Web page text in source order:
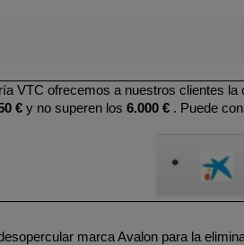
VTC ofrecemos a nuestros clientes
€ y no superen los 6.000 € . Puede
marca Avalon para la